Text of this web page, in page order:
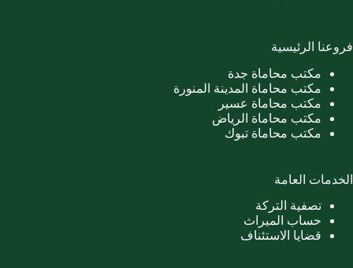
فروعنا الرئيسية
مكتب محاماة جدة
مكتب محاماة المدينة المنورة
مكتب محاماة عسير
مكتب محاماة الرياض
مكتب محاماة تبوك
الخدمات العامة
تصفية التركة
حساب الميراث
قضايا الاستئناف